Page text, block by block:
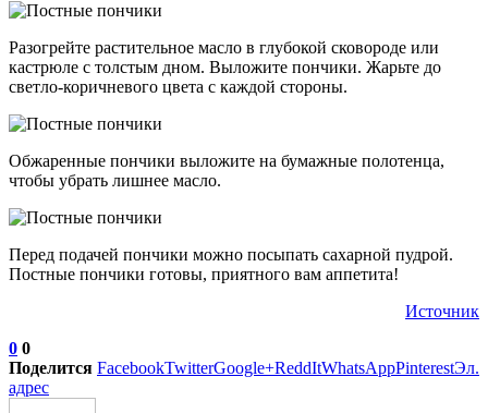
Разогрейте растительное масло в глубокой сковороде или
кастрюле с толстым дном. Выложите пончики. Жарьте до
светло-коричневого цвета с каждой стороны.
Обжаренные пончики выложите на бумажные полотенца,
чтобы убрать лишнее масло.
Перед подачей пончики можно посыпать сахарной пудрой.
Постные пончики готовы, приятного вам аппетита!
Источник
0 0
Поделится FacebookTwitterGoogle+ReddItWhatsAppPinterestЭл.
адрес